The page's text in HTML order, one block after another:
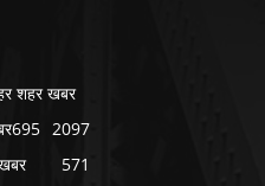
शहर खबर
2097
695
571